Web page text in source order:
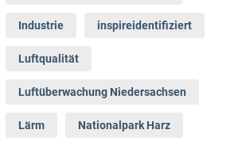
Industrie inspireidentifiziert
Luftqualität
Luftüberwachung Niedersachsen
Lärm Nationalpark Harz